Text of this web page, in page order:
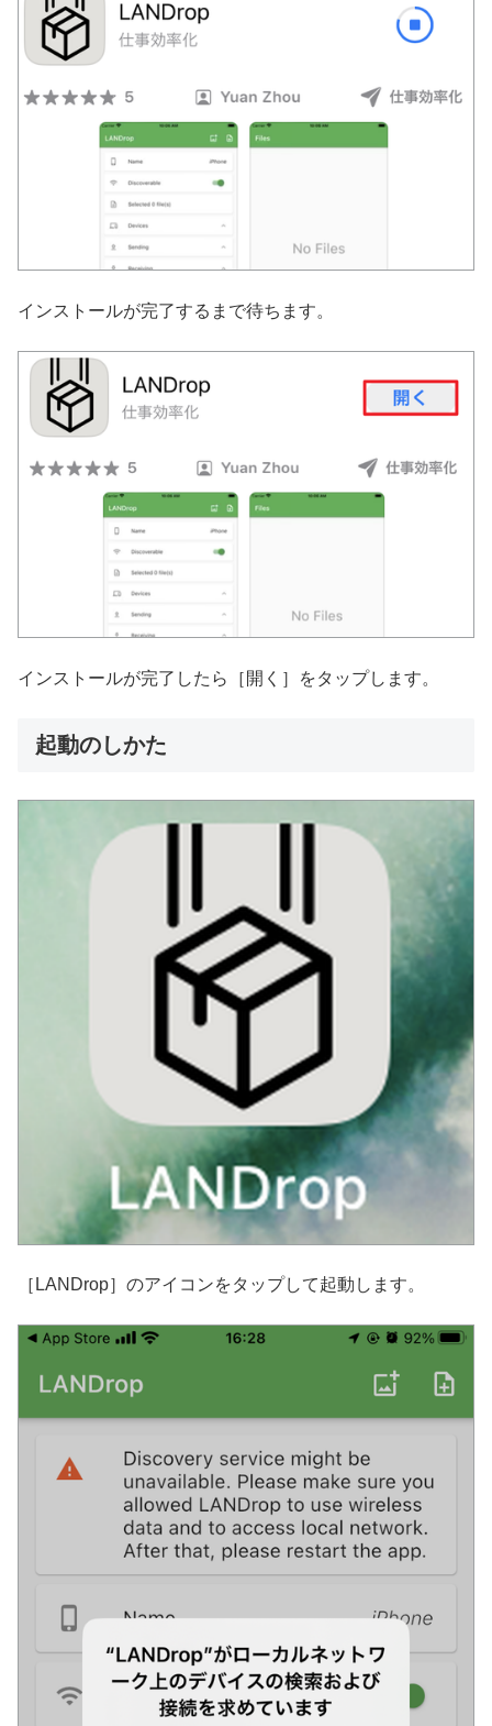
インストールが完了するまで待ちます。
インストールが完了したら［開く］をタップします。
起動のしかた
［LANDrop］のアイコンをタップして起動します。